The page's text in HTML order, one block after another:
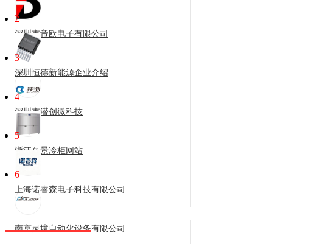
深圳市帝欧电子有限公司
2
深圳恒德新能源企业介绍
3
深圳市潜创微科技
4
浙江久景冷柜网站
5
上海诺睿森电子科技有限公司
6
南京灵境自动化设备有限公司